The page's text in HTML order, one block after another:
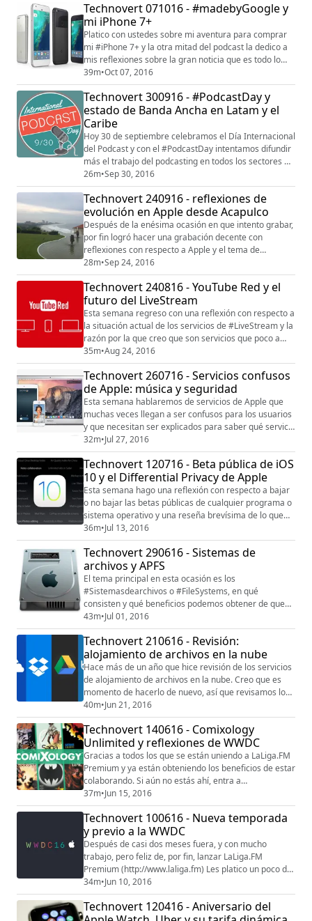
Technovert 071016 - #madebyGoogle y
mi iPhone 7+
Platico con ustedes sobre mi aventura para comprar
mi #iPhone 7+ y la otra mitad del podcast la dedico a
mis reflexiones sobre la gran noticia que es todo lo
que presentó Google en su evento de #MadebyGoogle
del pasado 4 de octubre. Una excelente oportunidad
para que en los años venideros la competencia en el
terreno de los dispositivos móviles y la tecnología de
inteligencia artificial suba lo...
39m•Oct 07, 2016
Technovert 300916 - #PodcastDay y
estado de Banda Ancha en Latam y el
Caribe
Hoy 30 de septiembre celebramos el Día Internacional
del Podcast y con el #PodcastDay intentamos difundir
más el trabajo del podcasting en todos los sectores en
los que estamos así que platicamos un poco sobre
esto. También les dejo el enlace en el cual pueden
seguir las actividades de este día:
https://internationalpodcastday.com/events/Ahí verán
que hoy en la noche, a las 9p.m CST (hora Méxic...
26m•Sep 30, 2016
Technovert 240916 - reflexiones de
evolución en Apple desde Acapulco
Después de la enésima ocasión en que intento grabar,
por fin logró hacer una grabación decente con
reflexiones con respecto a Apple y el tema de
evolución e innovación. Espero sus comentarios y
opiniones en los medios tradicionales.
28m•Sep 24, 2016
Technovert 240816 - YouTube Red y el
futuro del LiveStream
Esta semana regreso con una reflexión con respecto a
la situación actual de los servicios de #LiveStream y la
razón por la que creo que son servicios que poco a
poco están tendiendo a desaparecer, incluso para
marcas grandes como #Facebook y #Periscope.Por
otra parte les platico de mi experiencia en estos días
con #YouTubeRed que la semana pasada entró a
México. Espero como siempre tus comenta...
35m•Aug 24, 2016
Technovert 260716 - Servicios confusos
de Apple: música y seguridad
Esta semana hablaremos de servicios de Apple que
muchas veces llegan a ser confusos para los usuarios
y que necesitan ser explicados para saber qué servicio
comprar o activar. Me enfoco a explicar dos que
generan mucha confusión: #AppleMusic y
#iTunesMatch así como su eje central que es
#iCLoudMusicLibrary. ¿Cuál conviene contratar? ¿Qué
diferencia hay? El otro servicio es relacionado con la
s...
32m•Jul 27, 2016
Technovert 120716 - Beta pública de iOS
10 y el Differential Privacy de Apple
Esta semana hago una reflexión con respecto a bajar
o no bajar las betas públicas de cualquier programa o
sistema operativo y una reseña brevísima de lo que
más me ha gustado de #iOS10 en la primera versión
de su beta pública. Además les platico sobre el tema
de la #privacidad en #Apple y el concepto de
#DifferentialPrivacy que propone la empresa de la
manzana para equilibrar el tema de privac...
36m•Jul 13, 2016
Technovert 290616 - Sistemas de
archivos y APFS
El tema principal en esta ocasión es los
#Sistemasdearchivos o #FileSystems, en qué
consisten y qué beneficios podemos obtener de que
#Apple el próximo año implementará un nuevo
sistema de archivo, el #APFS. Damos seguimiento a
algunos comentarios recibidos la semana pasada con
respecto a #almacenamientoenla_nube y mi decisión
final (por lo pronto). Espero como siempre tus
comentarios: Twitt...
43m•Jul 01, 2016
Technovert 210616 - Revisión:
alojamiento de archivos en la nube
Hace más de un año que hice revisión de los servicios
de alojamiento de archivos en la nube. Creo que es
momento de hacerlo de nuevo, así que revisamos los
que son líderes en la industria:#Dropbox
(www.dropbox.com)#Box (www.box.com)#Mega
(www.mega.nz)#iCloud Drive (iCloud.com)#Google
Drive (drive.google.com)#OneDrive (one drive.com)
Pros y contras de cada uno. Espero como siempre tus
comentar...
40m•Jun 21, 2016
Technovert 140616 - Comixology
Unlimited y reflexiones de WWDC
Gracias a todos los que se están uniendo a LaLiga.FM
Premium y ya están obteniendo los beneficios de estar
colaborando. Si aún no estás ahí, entra a
http://laliga.fm En este episodio les platico un poco de
ComiXology Unlimited un nuevo servicio al estilo
Netflix, en el que puedes leer todo lo que puedas de
un catálogo determinado por ellos a cambio de una
renta mensual de $6 usd. ¿En qué consi...
37m•Jun 15, 2016
Technovert 100616 - Nueva temporada
y previo a la WWDC
Después de casi dos meses fuera, y con mucho
trabajo, pero feliz de, por fin, lanzar LaLiga.FM
Premium (http://www.laliga.fm) Les platico un poco de
cual es el concepto nuevo que queremos ofrecerles a
ustedes, los oyentes de LaLiga.Por otro lado, el
próximo lunes es la WWDC y me centro en la reflexión
34m•Jun 10, 2016
Technovert 120416 - Aniversario del